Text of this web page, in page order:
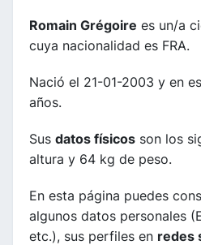
Romain Grégoire es un/a
cuya nacionalidad es FRA.
Nació el 21-01-2003 y en
años.
Sus datos físicos son los
altura y 64 kg de peso.
En esta página puedes
algunos datos personales
etc.), sus perfiles en redes